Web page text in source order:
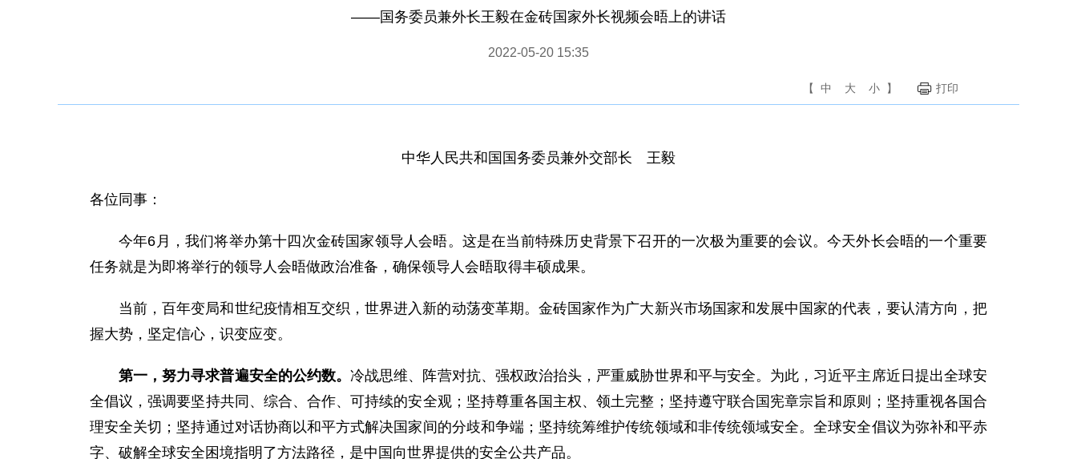
——国务委员兼外长王毅在金砖国家外长视频会晤上的讲话
2022-05-20 15:35
【 中 大 小 】 打印
中华人民共和国国务委员兼外交部长 王毅
各位同事：
今年6月，我们将举办第十四次金砖国家领导人会晤。这是在当前特殊历史背景下召开的一次极为重要的会议。今天外长会晤的一个重要
任务就是为即将举行的领导人会晤做政治准备，确保领导人会晤取得丰硕成果。
当前，百年变局和世纪疫情相互交织，世界进入新的动荡变革期。金砖国家作为广大新兴市场国家和发展中国家的代表，要认清方向，把
握大势，坚定信心，识变应变。
第一，努力寻求普遍安全的公约数。冷战思维、阵营对抗、强权政治抬头，严重威胁世界和平与安全。为此，习近平主席近日提出全球安
全倡议，强调要坚持共同、综合、合作、可持续的安全观；坚持尊重各国主权、领土完整；坚持遵守联合国宪章宗旨和原则；坚持重视各国合
理安全关切；坚持通过对话协商以和平方式解决国家间的分歧和争端；坚持统筹维护传统领域和非传统领域安全。全球安全倡议为弥补和平赤
字、破解全球安全困境指明了方法路径，是中国向世界提供的安全公共产品。